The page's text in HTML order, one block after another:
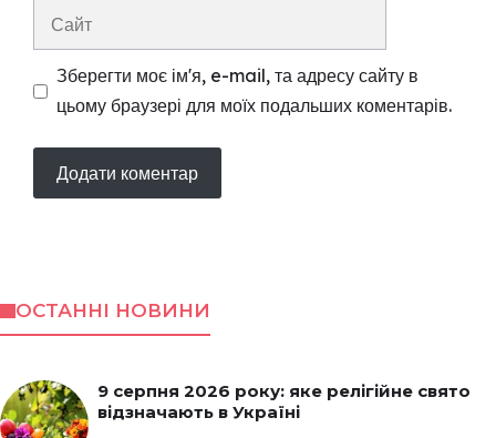
Сайт
Зберегти моє ім'я, e-mail, та адресу сайту в
цьому браузері для моїх подальших коментарів.
ОСТАННІ НОВИНИ
9 серпня 2026 року: яке релігійне свято
відзначають в Україні